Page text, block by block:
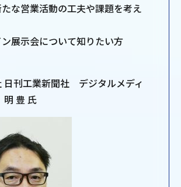
たな営業活動の工夫や課題を考え
ン展示会について知りたい方
刊工業新聞社 デジタルメディ
豊 氏